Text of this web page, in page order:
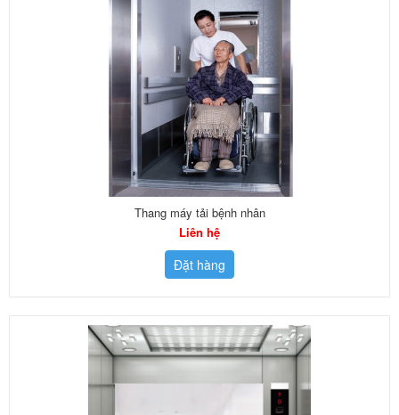
Thang máy tải bệnh nhân
Liên hệ
Đặt hàng